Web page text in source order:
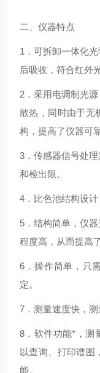
二、仪器特点
1 ．可拆卸一体化
后吸收，符合红外
2 ．采用电调制光
散热，同时由于无
构，提高了仪器可
3 ．传感器信号处
和检出限。
4 ．比色池结构设
5 ．结构简单，仪
程度高，从而提高
6 ．操作简单，只
定。
7 ．测量速度快，
8 ．软件功能*，
以查询、打印谱图
能。